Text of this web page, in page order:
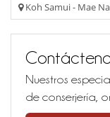
Koh Samui - Mae
Nuestros
de conserjería,